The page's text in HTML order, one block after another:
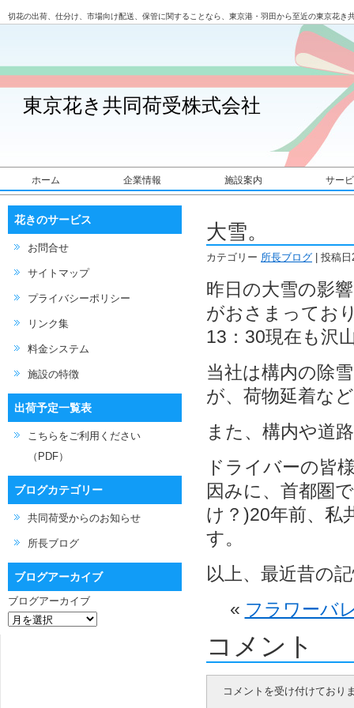
切花の出荷、仕分け、市場向け配送、保管に関することなら、東京港・羽田から至近の東京花き
東京花き共同荷受株式会社
ホーム 企業情報 施設案内 サー
花きのサービス
お問合せ
サイトマップ
プライバシーポリシー
リンク集
料金システム
施設の特徴
出荷予定一覧表
こちらをご利用ください
（PDF）
ブログカテゴリー
共同荷受からのお知らせ
所長ブログ
ブログアーカイブ
ブログアーカイブ
大雪。
カテゴリー 所長ブログ | 投稿
昨日の大雪の影
がおさまってお
13：30現在も沢
当社は構内の除
が、荷物延着な
また、構内や道
ドライバーの皆
因みに、首都圏
け？)20年前、私
す。
以上、最近昔の
« フラワーバ
コメント
コメントを受け付けており